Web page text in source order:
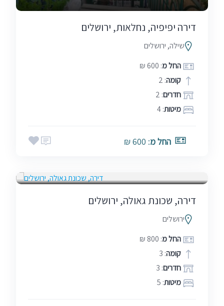
דירה יפיפיה, נחלאות, ירושלים
שילה, ירושלים
החל מ: 600 ₪
קומה: 2
חדרים: 2
מיטות: 4
החל מ: 600 ₪
החלפת דירות
דירה, שכונת גאולה, ירושלים
ירושלים
החל מ: 800 ₪
קומה: 3
חדרים: 3
מיטות: 5